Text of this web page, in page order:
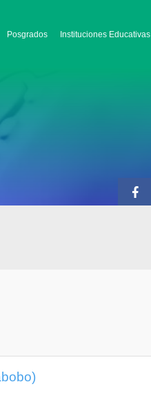
Posgrados Instituciones Educativas